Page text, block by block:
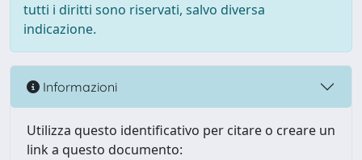
tutti i diritti sono riservati, salvo diversa
indicazione.
Informazioni
Utilizza questo identificativo per citare o creare un
link a questo documento: